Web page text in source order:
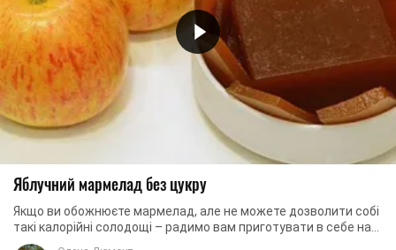
Яблучний мармелад без цукру
Якщо ви обожнюєте мармелад, але не можете дозволити собі
такі калорійні солодощі – радимо вам приготувати в себе на
кухні корисний яблучний мармелад ...